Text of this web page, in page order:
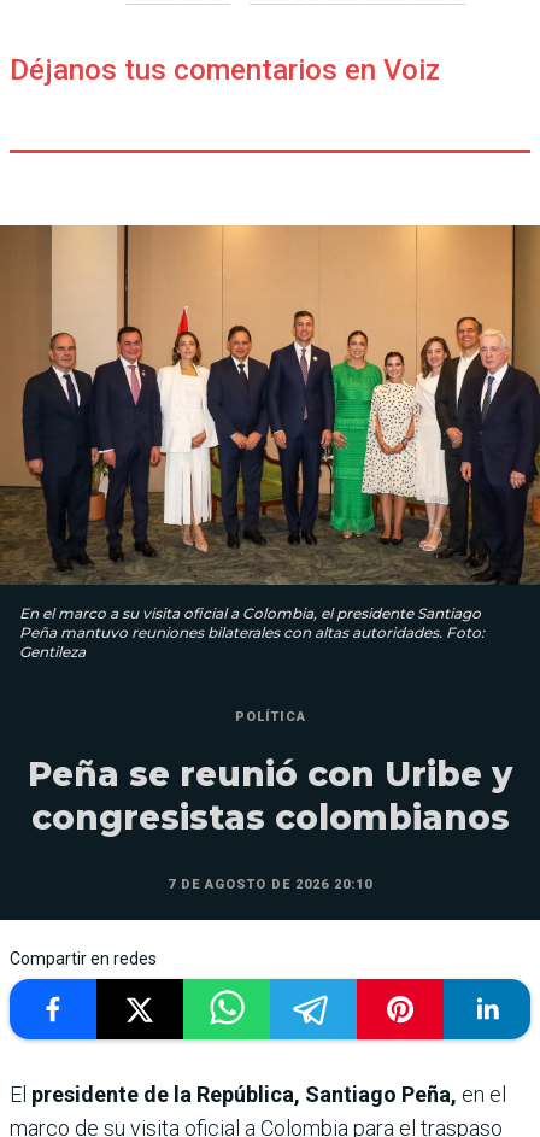
Déjanos tus comentarios en Voiz
En el marco a su visita oficial a Colombia, el presidente Santiago
Peña mantuvo reuniones bilaterales con altas autoridades. Foto:
Gentileza
POLÍTICA
Peña se reunió con Uribe y
congresistas colombianos
7 DE AGOSTO DE 2026 20:10
Compartir en redes
El presidente de la República, Santiago Peña, en el
marco de su visita oficial a Colombia para el traspaso